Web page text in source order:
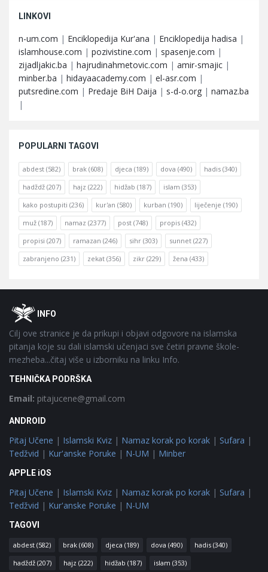
LINKOVI
n-um.com | Enciklopedija Kur'ana | Enciklopedija hadisa |
islamhouse.com | pozivistine.com | spasenje.com |
zijadljakic.ba | hajrudinahmetovic.com | amir-smajic |
minber.ba | hidayaacademy.com | el-asr.com |
putsredine.com | Predaje BiH Daija | s-d-o.org | namaz.ba
|
POPULARNI TAGOVI
abdest (582) brak (608) djeca (189) dova (490) hadis (340)
hadždž (207) hajz (222) hidžab (187) islam (353)
kako postupiti (236) kur'an (580) kurban (190) liječenje (190)
muž (187) namaz (2377) post (748) propis (432)
propisi (207) ramazan (246) sihr (303) sunnet (227)
zabranjeno (231) zekat (356) zikr (229) žena (433)
FooterOINFO
Cilj ove stranice je da prikupi i objavi odgovore na islamska
pitanja koje su dali islamski učenjaci sve četiri pravne škole-
mezheba...čitaj više u izborniku na linku Info.
TEHNIČKA PODRŠKA
Email: pitajucene@gmail.com
ANDROID
Pitaj Učene | Islamski Kviz | Namaz korak po korak | Sufara |
Tedžvid | Kur'anske Poruke | N-UM | Minber
APPLE iOS
Pitaj Učene | Islamski Kviz | Namaz korak po korak | Sufara |
Tedžvid | Kur'anske Poruke | N-UM
TAGOVI
abdest (582) brak (608) djeca (189) dova (490) hadis (340)
hadždž (207) hajz (222) hidžab (187) islam (353)